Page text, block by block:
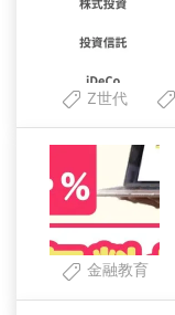
Z世代
金融教育